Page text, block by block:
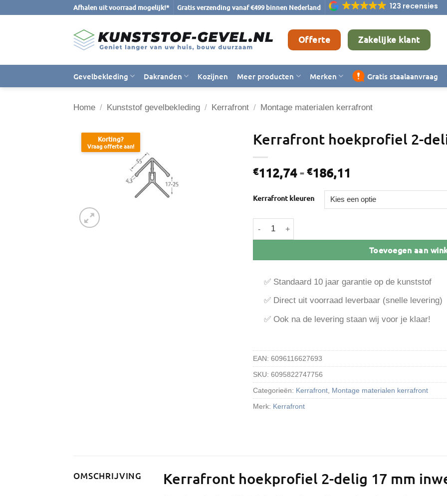
Afhalen uit voorraad mogelijk!* Gratis verzending vanaf €499 binnen Nederland 123 recensies
Offerte Zakelijke klant
Gevelbekleding Dakranden Kozijnen Meer producten Merken Gratis staalaanvraag
Home / Kunststof gevelbekleding / Kerrafront / Montage materialen kerrafront
Korting?
Vraag offerte aan! Kerrafront hoekprofiel 2-
€112,74- €186,11
tot
€186,11
Kerrafront kleuren
Kerrafront hoekprofiel 2-delig 17 mm inwendig aantal
Toevoegen aan
✅ Standaard 10 jaar garantie op de kunststof
✅ Direct uit voorraad leverbaar (snelle levering)
✅ Ook na de levering staan wij voor je klaar!
EAN: 6096116627693
SKU: 6095822747756
Categorieën: Kerrafront Montage materialen kerrafront
Merk: Kerrafront
OMSCHRIJVING Kerrafront hoekprofiel 2-delig 17 mm